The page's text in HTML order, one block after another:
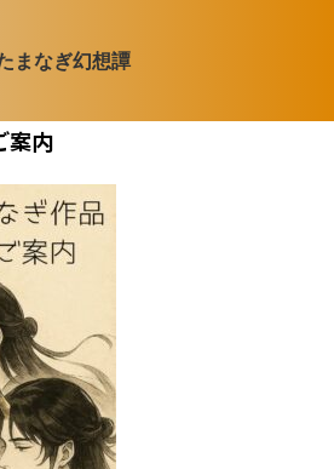
まなぎ幻想譚
案内